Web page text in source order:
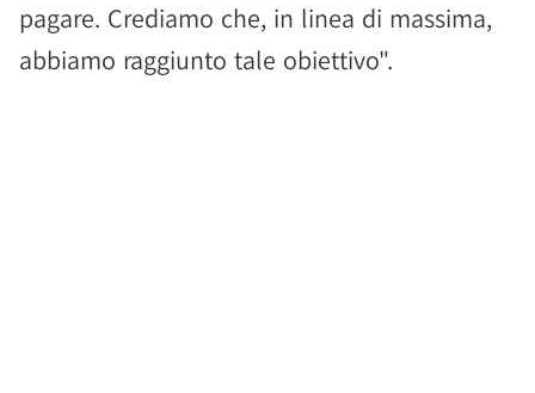
pagare. Crediamo che, in linea di massima,
abbiamo raggiunto tale obiettivo".